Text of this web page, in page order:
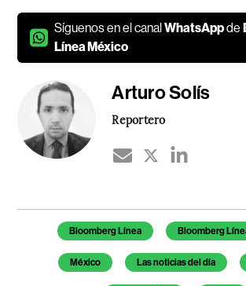
Síguenos en el canalWhatsAppde
Línea México
Arturo Solís
Reportero
Temas de este artículo
Bloomberg Línea Bloomberg
México Las noticias del día